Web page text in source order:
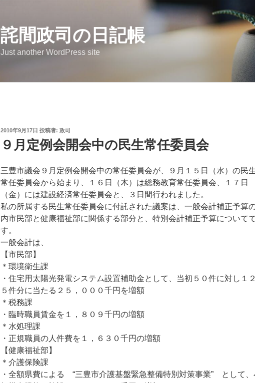
詫間政司の日記帳
Just another WordPress site
投
日:
2010年9月17日 投稿者: 政司
９月定例会開会中の民生常任委員会
三豊市議会９月定例会開会中の常任委員会が、９月１５日（水）の民
常任委員会から始まり、１６日（木）は総務教育常任委員会、１７日
（金）には建設経済常任委員会と、３日間行われました。
私の所属する民生常任委員会に付託された議案は、一般会計補正予算
内市民部と健康福祉部に関係する部分と、特別会計補正予算について
す。
一般会計は、
【市民部】
＊環境衛生課
・住宅用太陽光発電システム設置補助金として、当初５０件に対し１２
５件分に当たる２５，０００千円を増額
＊税務課
・臨時職員賃金を１，８０９千円の増額
＊水処理課
・正規職員の人件費を１，６３０千円の増額
【健康福祉部】
＊介護保険課
・全額県費による “三豊市介護基盤緊急整備特別対策事業” として、